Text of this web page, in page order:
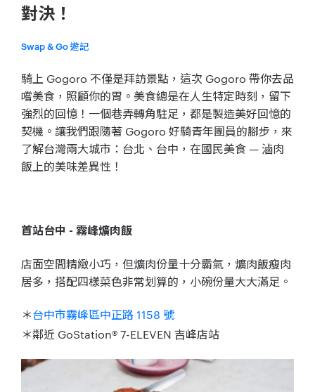
對決！
Swap & Go 遊記
騎上 Gogoro 不僅是拜訪景點，這次 Gogoro 帶你去品
嚐美食，照顧你的胃。美食總是在人生特定時刻，留下
強烈的回憶！一個巷弄轉角駐足，都是製造美好回憶的
契機。讓我們跟隨著 Gogoro 好騎青年團員的腳步，來
了解台灣兩大城市：台北、台中，在國民美食 — 滷肉
飯上的美味差異性！
首站台中 - 霧峰爌肉飯
店面空間精緻小巧，但爌肉份量十分霸氣，爌肉飯瘦肉
居多，搭配四樣菜色非常划算的，小碗份量大大滿足。
＊台中市霧峰區中正路 1158 號
＊鄰近 GoStation® 7-ELEVEN 吉峰店站